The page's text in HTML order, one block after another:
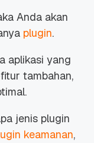
Anda akan
plugin.
aplikasi yang
tambahan,
jenis plugin
keamanan,